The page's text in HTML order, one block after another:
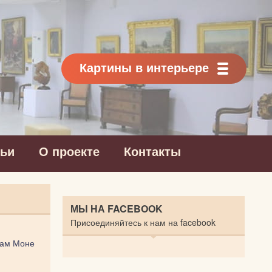
Картины в интерьере
О проекте Контакты
Моне
МЫ НА FACEBOOK
Присоединяйтесь к нам на facebook